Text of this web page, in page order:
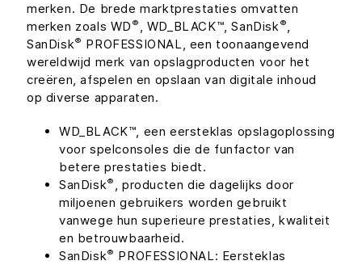
merken. De brede marktprestaties omvatten
merken zoals WD ® , WD_BLACK™, SanDisk®,
SanDisk® PROFESSIONAL, een toonaangevend
wereldwijd merk van opslagproducten voor het
creëren, afspelen en opslaan van digitale inhoud
op diverse apparaten.
WD_BLACK™, een eersteklas opslagoplossing
voor spelconsoles die de funfactor van
betere prestaties biedt.
SanDisk® , producten die dagelijks door
miljoenen gebruikers worden gebruikt
vanwege hun superieure prestaties, kwaliteit
en betrouwbaarheid.
SanDisk® PROFESSIONAL: Eersteklas